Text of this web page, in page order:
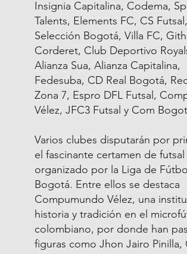
Insignia Capitalina, Codema,
Talents, Elements FC, CS Futsal,
Selección Bogotá, Villa FC,
Corderet, Club Deportivo
Alianza Sua, Alianza Capitalina,
Fedesuba, CD Real Bogotá,
Zona 7, Espro DFL Futsal,
Vélez, JFC3 Futsal y Com
Varios clubes disputarán por
el fascinante certamen de futsal
organizado por la Liga de
Bogotá. Entre ellos se destaca
Compumundo Vélez, una
historia y tradición en el
colombiano, por donde han
figuras como Jhon Jairo Pinilla,